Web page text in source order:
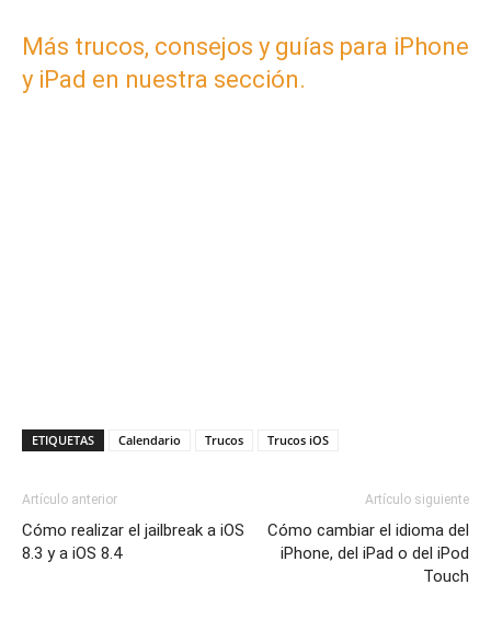
Más trucos, consejos y guías para iPhone
y iPad en nuestra sección.
ETIQUETAS Calendario Trucos Trucos iOS
Artículo anterior
Cómo realizar el jailbreak a iOS
8.3 y a iOS 8.4
Artículo siguiente
Cómo cambiar el idioma del
iPhone, del iPad o del iPod
Touch